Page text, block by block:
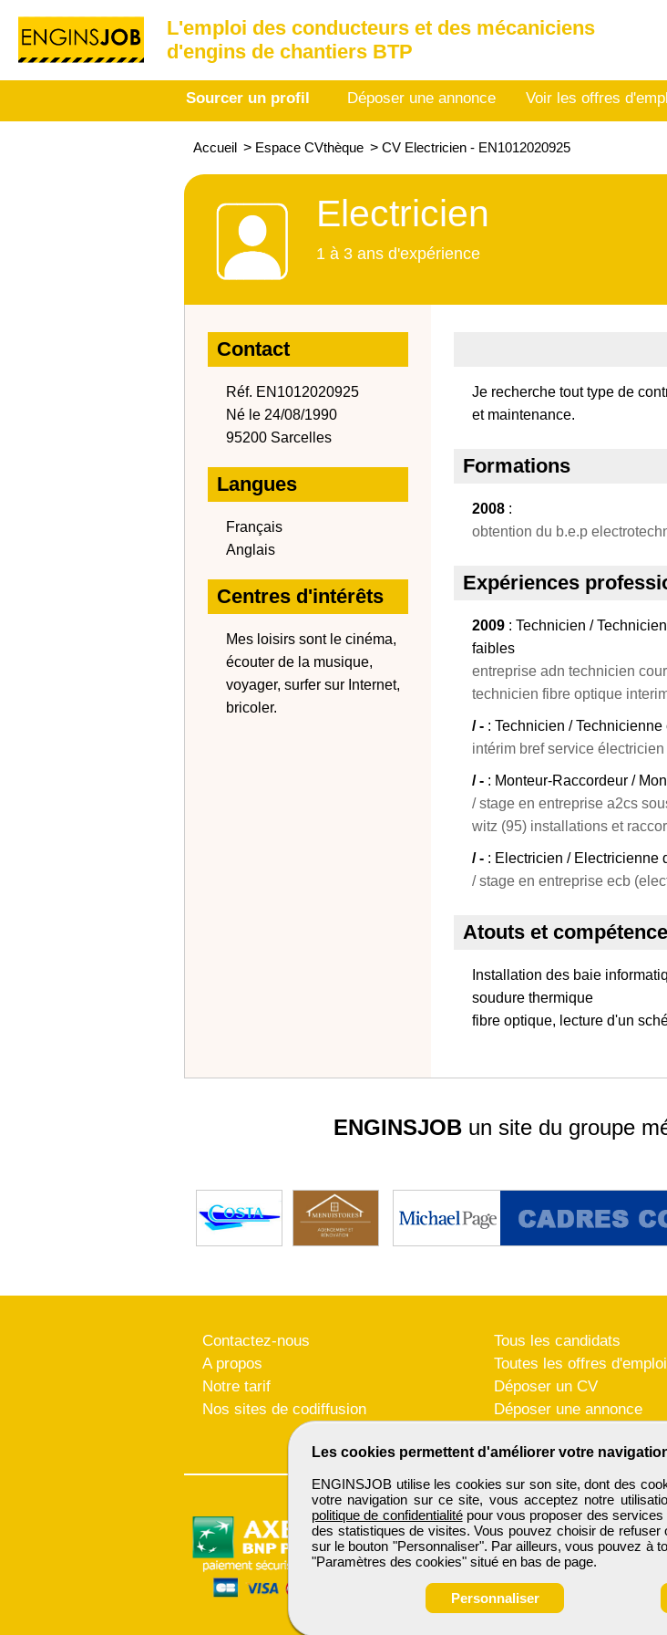
L'emploi des conducteurs et des mécaniciens
d'engins de chantiers BTP
Sourcer un profil Déposer une annonce Voir les offres
Accueil > Espace CVthèque > CV Electricien - EN1012020925
Electricien
1 à 3 ans d'expérience
Contact
Réf. EN1012020925
Né le 24/08/1990
95200 Sarcelles
Langues
Français
Anglais
Centres d'intérêts
Mes loisirs sont le cinéma,
écouter de la musique,
voyager, surfer sur Internet,
bricoler.
Je recherche tout type de
et maintenance.
Formations
2008 :
obtention du b.e.p
Expériences
2009 : Technicien /
faibles
entreprise adn technicien
technicien fibre optique
/ - : Technicien /
intérim bref service
/ - : Monteur-Raccordeur /
/ stage en entreprise a2cs
witz (95) installations et
/ - : Electricien / Electricienne
/ stage en entreprise ecb
Atouts et
Installation des baie
soudure thermique
fibre optique, lecture d'un
Les cookies permettent d'améliorer votre
ENGINSJOB utilise les cookies sur son site, dont des
votre navigation sur ce site, vous acceptez notre
politique de confidentialitépour vous proposer des
des statistiques de visites. Vous pouvez choisir de
sur le bouton "Personnaliser". Par ailleurs, vous pouvez à
"Paramètres des cookies" situé en bas de page.
Personnaliser
ENGINSJOB un site du groupe
Contactez-nous
A propos
Notre tarif
Nos sites de codiffusion
Tous les candidats
Toutes les offres d'emploi
Déposer un CV
Déposer une annonce